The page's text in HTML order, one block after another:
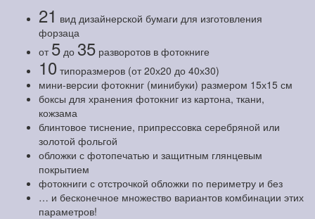
21 вид дизайнерской бумаги для изготовления
форзаца
от 5 до 35 разворотов в фотокниге
10 типоразмеров (от 20х20 до 40х30)
мини-версии фотокниг (минибуки) размером 15х15 см
боксы для хранения фотокниг из картона, ткани,
кожзама
блинтовое тиснение, припрессовка серебряной или
золотой фольгой
обложки с фотопечатью и защитным глянцевым
покрытием
фотокниги с отстрочкой обложки по периметру и без
… и бесконечное множество вариантов комбинации этих
параметров!